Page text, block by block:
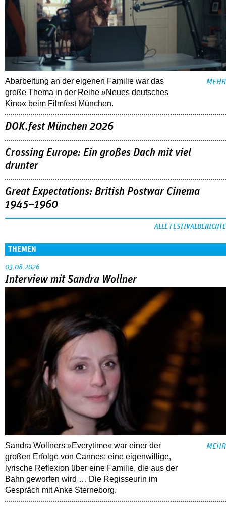
Abarbeitung an der eigenen Familie war das
große Thema in der Reihe »Neues deutsches
Kino« beim Filmfest München.
MEHR
DOK.fest München 2026
Crossing Europe: Ein großes Dach mit viel
drunter
Great Expectations: British Postwar Cinema
1945–1960
ALLE FESTIVALBERICHTE
THEMEN
03.08.2026
Interview mit Sandra Wollner
Sandra Wollners »Everytime« war einer der
großen Erfolge von Cannes: eine eigenwillige,
lyrische Reflexion über eine ­Familie, die aus der
Bahn geworfen wird … Die Regisseurin im
Gespräch mit Anke Sterneborg.
MEHR